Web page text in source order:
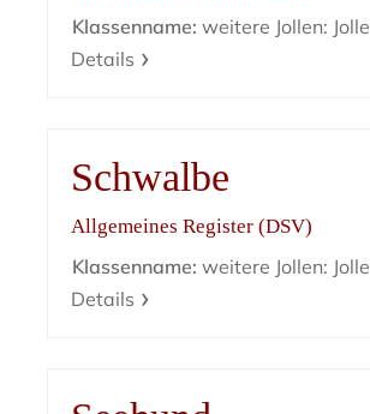
Klassenname: weitere Jollen: Jolle
Details
Schwalbe
Allgemeines Register (DSV)
Klassenname: weitere Jollen: Jolle
Details